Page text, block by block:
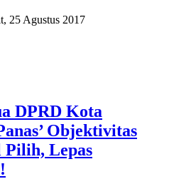
25 Agustus 2017
DPRD Kota
Objektivitas
Pilih, Lepas